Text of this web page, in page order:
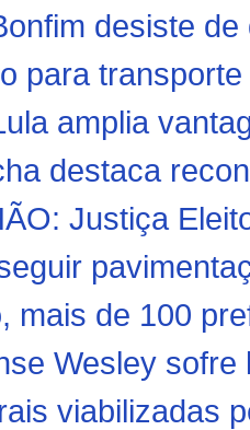
desiste
para
amplia
destaca
Justiça
mais de 100
Wesley
viabilizadas